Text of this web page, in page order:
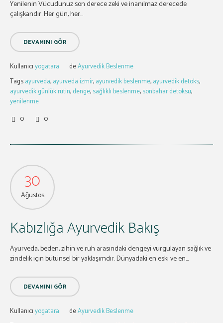
Yenilenin Vücudunuz son derece zeki ve inanılmaz derecede
çalışkandır. Her gün, her...
DEVAMINI GÖR
Kullanıcıyogatara deAyurvedik Beslenme
Tagsayurveda,ayurveda izmir,ayurvedik beslenme,ayurvedik detoks,
ayurvedik günlük rutin,denge,sağlıklı beslenme,sonbahar detoksu,
yenilenme
0
0
30
Ağustos
Kabızlığa Ayurvedik Bakış
Ayurveda, beden, zihin ve ruh arasındaki dengeyi vurgulayan sağlık ve
zindelik için bütünsel bir yaklaşımdır. Dünyadaki en eski ve en...
DEVAMINI GÖR
Kullanıcıyogatara deAyurvedik Beslenme